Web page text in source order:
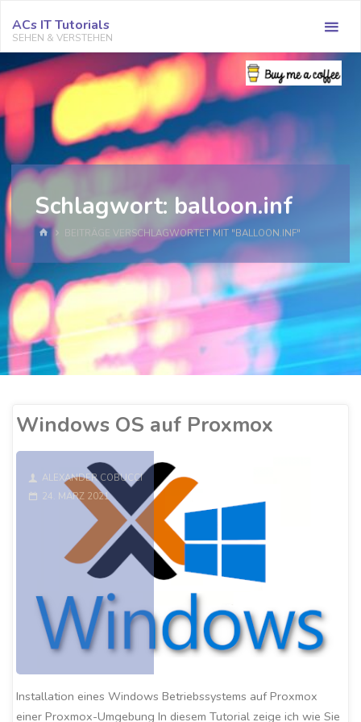
Inhalt
springen
ACs IT Tutorials
SEHEN & VERSTEHEN
Schlagwort: balloon.inf
STARTBEITRÄGE VERSCHLAGWORTET MIT "BALLOON.INF"
Windows OS auf Proxmox
ALEXANDER COBUCCI
24. MÄRZ 2021
Installation eines Windows Betriebssystems auf Proxmox
einer Proxmox-Umgebung In diesem Tutorial zeige ich wie Sie